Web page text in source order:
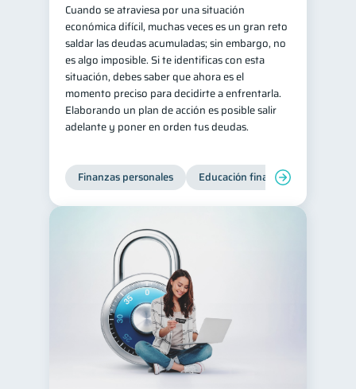
Productos financieros 11
Organización Financiera 10
Entidad financiera 8
Préstamos 8 Ahorro 8
Consejos 6
Historial crediticio 6
Servicios
Superintendencia de Bancos
Criptomonedas
Cuenta Abandonada 2
Inversiones 2
Cuenta Inactiva 1
Finanzas Personales 1
Cuando se atraviesa por una situación
económica difícil, muchas veces es un gran reto
saldar las deudas acumuladas; sin embargo, no
es algo imposible. Si te identificas con esta
situación, debes saber que ahora es el
momento preciso para decidirte a enfrentarla.
Elaborando un plan de acción es posible salir
adelante y poner en orden tus deudas.
Finanzas personales Educación financiera